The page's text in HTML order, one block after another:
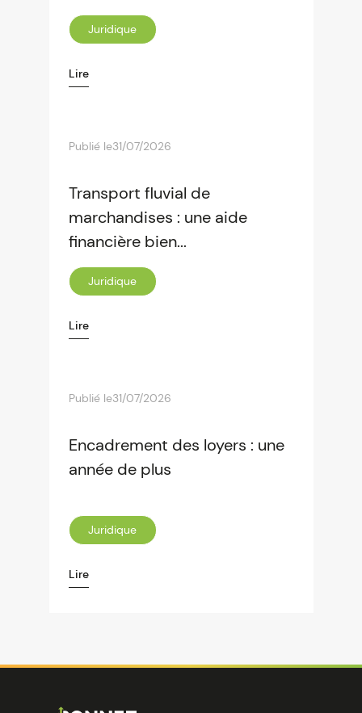
Juridique
Lire
Publié le31/07/2026
Transport fluvial de
marchandises : une aide
financière bien...
Juridique
Lire
Publié le31/07/2026
Encadrement des loyers : une
année de plus
Juridique
Lire